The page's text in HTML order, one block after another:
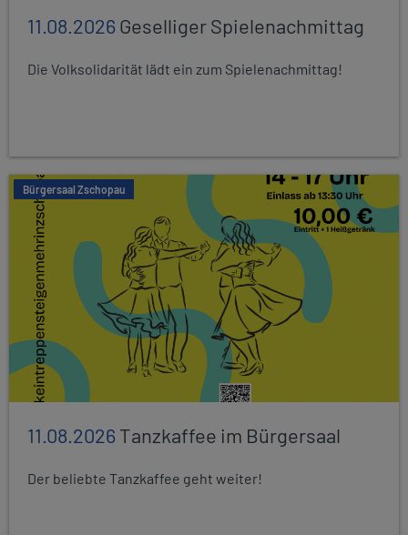
11.08.2026Geselliger Spielenachmittag
Die Volksolidarität lädt ein zum Spielenachmittag!
Bürgersaal Zschopau
11.08.2026Tanzkaffee im Bürgersaal
Der beliebte Tanzkaffee geht weiter!